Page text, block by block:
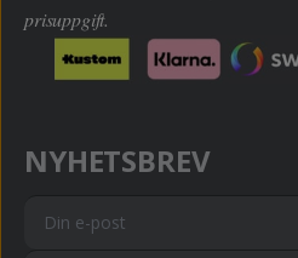
prisuppgift.
NYHETSBREV